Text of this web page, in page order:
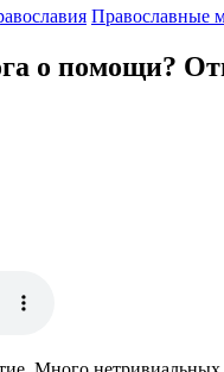
Православные
о помощи?